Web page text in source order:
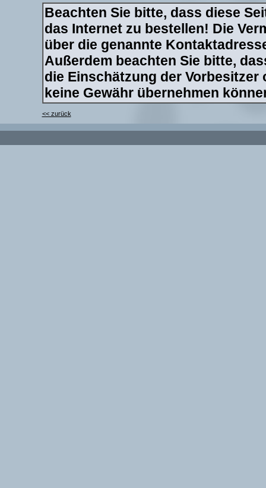
Beachten Sie bitte, dass diese
das Internet zu bestellen! Die
über die genannte
Außerdem beachten Sie bitte,
die Einschätzung der
keine Gewähr übernehmen
<< zurück